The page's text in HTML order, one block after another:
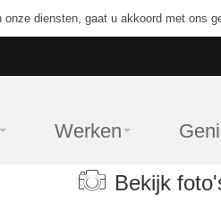
diensten, gaat u akkoord met ons
Werken
Bekijk